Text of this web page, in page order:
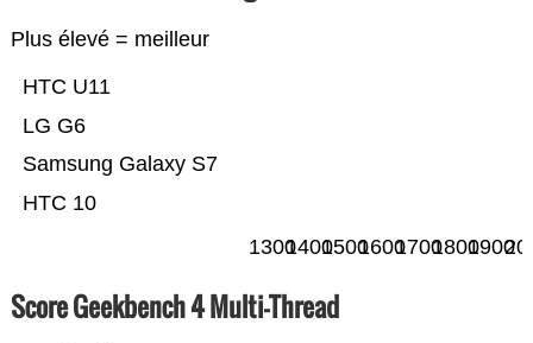
Plus élevé = meilleur
HTC 10
Samsung Galaxy S7
LG G6
HTC U11
1300140015001600170018001900
Score Geekbench 4 Multi-Thread